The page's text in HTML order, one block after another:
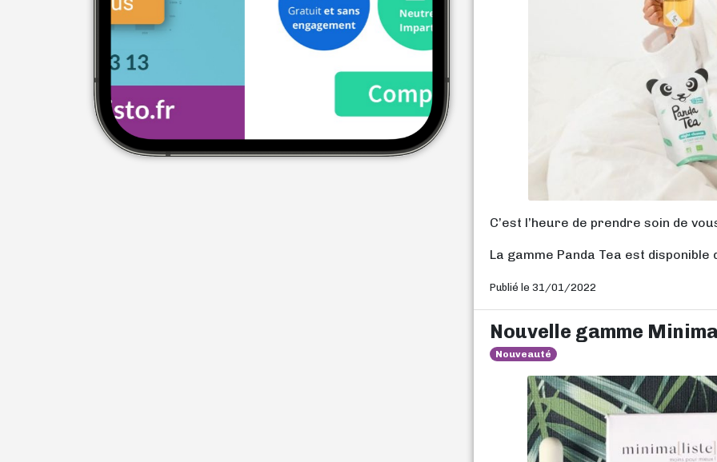
C’est l’heure de prendre soin de
La gamme Panda Tea est disponible
Publié le 31/01/2022
Nouvelle gamme
Nouveauté